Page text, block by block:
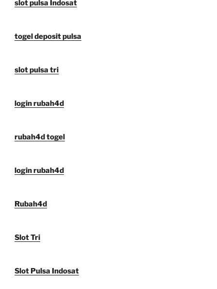
slot pulsa Indosat
togel deposit pulsa
slot pulsa tri
login rubah4d
rubah4d togel
login rubah4d
Rubah4d
Slot Tri
Slot Pulsa Indosat